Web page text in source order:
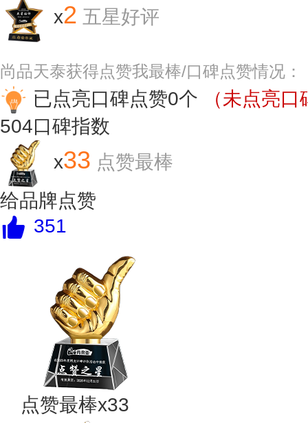
x2 五星好评
尚品天泰获得点赞我最棒/口碑点赞情况：
已点亮口碑点赞0个
（未点亮
504口碑指数
x33 点赞最棒
给品牌点赞
351
点赞最棒x33